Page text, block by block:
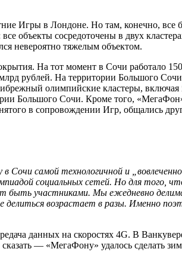
Игры в Лондоне. Но там, конечно,
объекты сосредоточены в двух
невероятно тяжелым объектом.
На тот момент в Сочи работало
рублей. На территории Большого
олимпийские кластеры, включая
Большого Сочи. Кроме того,
в сопровождении Игр, общались
самой технологичной и
социальных сетей. Но для того,
быть участниками. Мы ежедневно
возрастает в разы. Именно
данных на скоростях 4G. В
— «МегаФону» удалось сделать